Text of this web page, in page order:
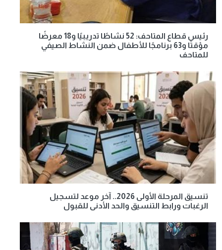
رئيس قطاع المتاحف: 52 نشاطًا تدريبيًا و18 معرضًا
مؤقتًا و63 برنامجًا للأطفال ضمن النشاط الصيفي
للمتاحف
تنسيق المرحلة الأولى 2026.. آخر موعد لتسجيل
الرغبات ورابط التنسيق والحد الأدنى للقبول